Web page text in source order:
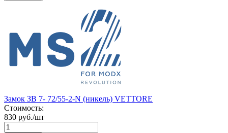
Замок ЗВ 7- 72/55-2-N (никель) VETTORE
Стоимость:
830 руб./шт